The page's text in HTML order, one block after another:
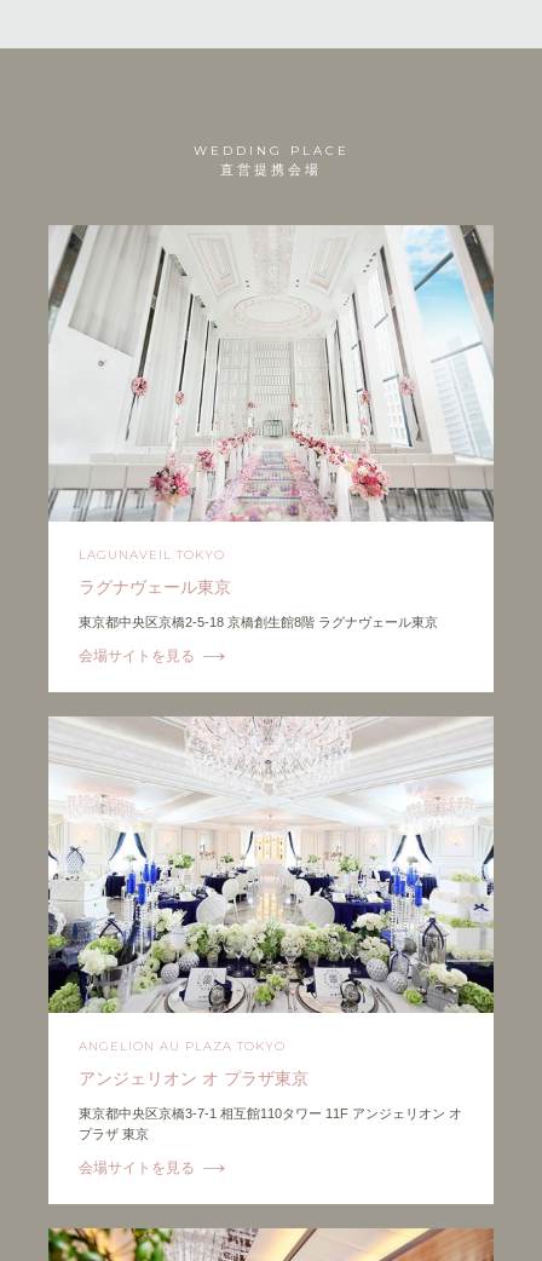
WEDDING PLACE
直営提携会場
LAGUNAVEIL TOKYO
ラグナヴェール東京
東京都中央区京橋2-5-18 京橋創生館8階 ラグナヴェール東京
会場サイトを見る
ANGELION AU PLAZA TOKYO
アンジェリオン オ プラザ東京
東京都中央区京橋3-7-1 相互館110タワー 11F アンジェリオン オ
プラザ 東京
会場サイトを見る